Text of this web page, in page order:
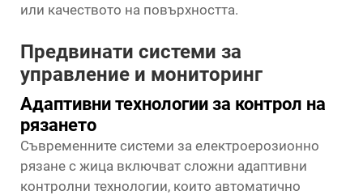
или качеството на повърхността.
Предвинати системи за
управление и мониторинг
Адаптивни технологии за контрол на
рязането
Съвременните системи за електроерозионно
рязане с жица включват сложни адаптивни
контролни технологии, които автоматично